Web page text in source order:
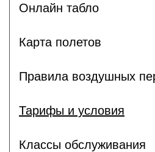
Онлайн табло
Карта полетов
Правила воздушных
Тарифы и условия
Классы обслуживания